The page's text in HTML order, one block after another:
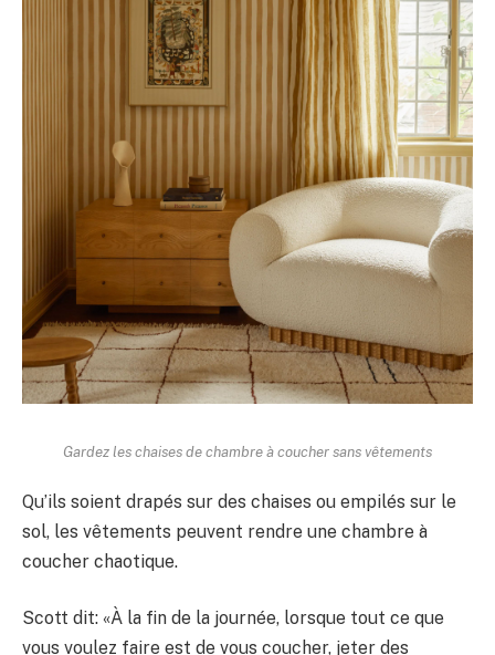
Gardez les chaises de chambre à coucher sans vêtements
Qu’ils soient drapés sur des chaises ou empilés sur le
sol, les vêtements peuvent rendre une chambre à
coucher chaotique.
Scott dit: «À la fin de la journée, lorsque tout ce que
vous voulez faire est de vous coucher, jeter des